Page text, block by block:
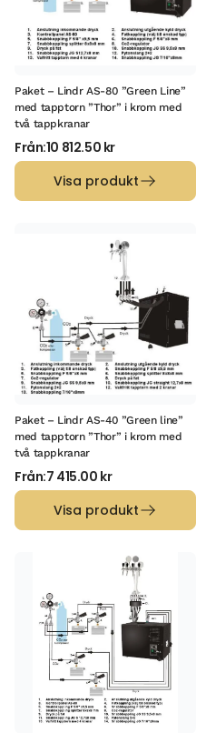
Paket – Lindr AS-80 ”Green Line”
med tapptorn ”Thor” i krom med
två tappkranar
Från:10 812.50 kr
Visa produkt
Paket – Lindr AS-40 ”Green line”
med tapptorn ”Thor” i krom med
två tappkranar
Från:7 415.00 kr
Visa produkt